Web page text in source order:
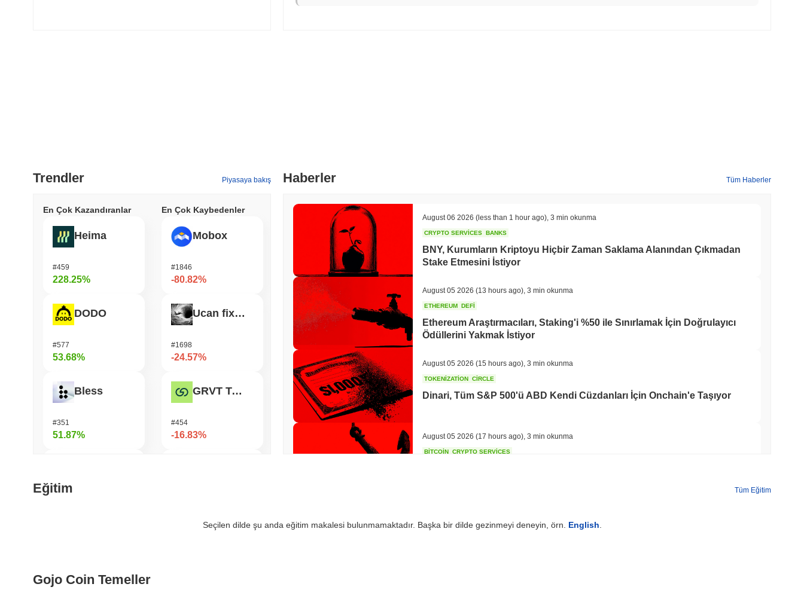
Trendler Piyasaya bakış
En Çok Kazandıranlar
Heima
#459
228.25%
DODO
#577
53.68%
Bless
#351
51.87%
#361
41.84%
En Çok Kaybedenler
Mobox
#1846
-80.82%
Ucan fix life in1day
#1698
-24.57%
GRVT Token
#454
-16.83%
Haberler Tüm Haberler
August 06 2026 (less than 1 hour ago) 3 min okunma
CRYPTO SERVICES BANKS
BNY, Kurumların Kriptoyu Hiçbir Zaman Saklama Alanından Çıkmadan
Stake Etmesini İstiyor
August 05 2026 (13 hours ago) 3 min okunma
ETHEREUM DEFI
Ethereum Araştırmacıları, Staking'i %50 ile Sınırlamak İçin Doğrulayıcı
Ödüllerini Yakmak İstiyor
August 05 2026 (15 hours ago) 3 min okunma
TOKENIZATION CIRCLE
Dinari, Tüm S&P 500'ü ABD Kendi Cüzdanları İçin Onchain'e Taşıyor
August 05 2026 (17 hours ago) 3 min okunma
BITCOIN CRYPTO SERVICES
ETFS BANKS
Eğitim Tüm Eğitim
Seçilen dilde şu anda eğitim makalesi bulunmamaktadır. Başka bir dilde gezinmeyi deneyin, örn. English
Gojo Coin Temeller